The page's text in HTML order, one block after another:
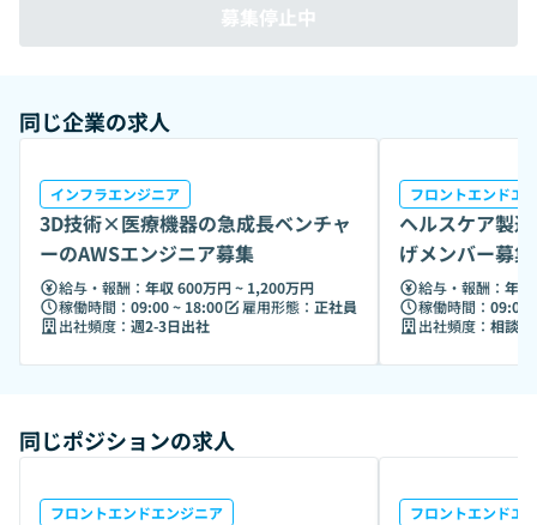
募集停止中
同じ企業の求人
インフラエンジニア
3D技術×医療機器の急成長ベンチャ
ーのAWSエンジニア募集
給与・報酬： 年収 600万円 ~ 1,200万円
稼働時間： 09:00 ~ 18:00 雇用形態： 正社員
出社頻度： 週2-3日出社
フロントエンドエ
ヘルスケア製
げメンバー募
戦）給与・報酬： 年
稼働時間： 09:00
出社頻度： 相談
同じポジションの求人
フロントエンドエンジニア フロントエンドエ